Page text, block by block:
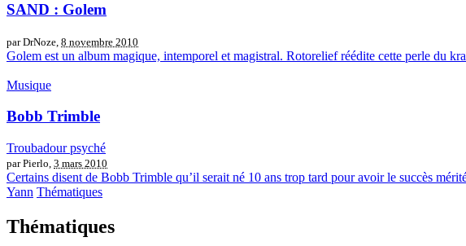
SAND : Golem
par DrNoze, 8 novembre 2010
Golem est un album magique, intemporel et magistral. Rotorelief réédite cette perle du
Musique
Bobb Trimble
Troubadour psyché
par Pierlo, 3 mars 2010
Certains disent de Bobb Trimble qu’il serait né 10 ans trop tard pour avoir le succès
Yann Thématiques
Thématiques